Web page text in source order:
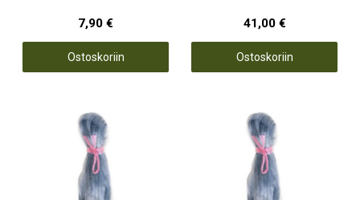
7,90 €
Ostoskoriin
41,00 €
Ostoskoriin